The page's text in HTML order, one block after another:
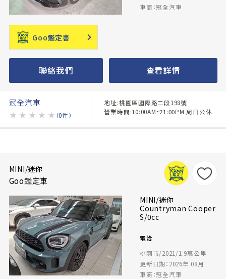
車商：冠全汽車
Goo鑑定書
聯絡我們 查看詳情
冠全汽車
★ ★ ★ ★ ★ （0件）
地址:桃園區國際路二段198號
營業時間:10:00AM~21:00PM 周日公休
MINI/迷你
Goo鑑定車
MINI/迷你
Countryman Cooper
S/0cc
電洽
桃園市/2021/1.9萬公里
更新日期：2026年 08月
車商：冠全汽車